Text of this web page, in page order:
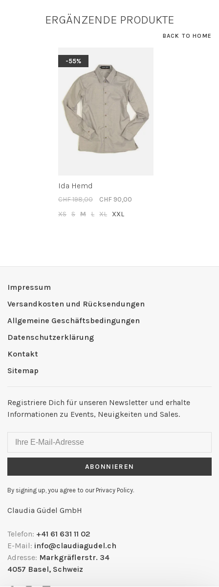
ERGÄNZENDE PRODUKTE
BACK TO HOME
-55%
Ida Hemd
CHF 198,00
CHF 90,00
XS S M L XL XXL
Impressum
Versandkosten und Rücksendungen
Allgemeine Geschäftsbedingungen
Datenschutzerklärung
Kontakt
Sitemap
Registriere Dich für unseren Newsletter und erhalte
Informationen zu Events, Neuigkeiten und Sales.
ABONNIEREN
By signing up, you agree to our Privacy Policy.
Claudia Güdel GmbH
Telefon: +41 61 631 11 02
E-Mail: info@claudiagudel.ch
Adresse: Markgräflerstr. 34
4057 Basel, Schweiz